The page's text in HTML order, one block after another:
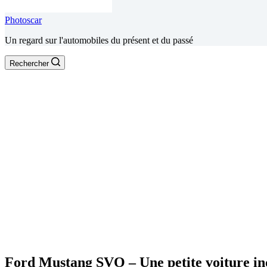
Photoscar
Un regard sur l'automobiles du présent et du passé
Rechercher
Ford Mustang SVO – Une petite voiture